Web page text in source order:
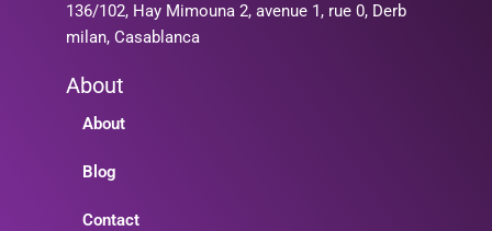
136/102, Hay Mimouna 2, avenue 1, rue 0, Derb
milan, Casablanca
About
About
Blog
Contact